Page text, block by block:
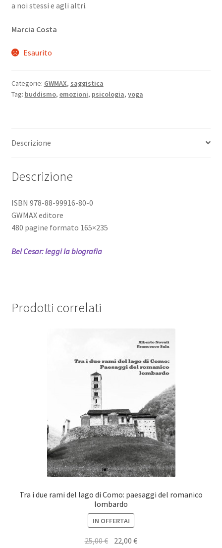
a noi stessi e agli altri.
Marcia Costa
Esaurito
Categorie: GWMAX, saggistica
Tag: buddismo, emozioni, psicologia, yoga
Descrizione
Descrizione
ISBN 978-88-99916-80-0
GWMAX editore
480 pagine formato 165×235
Bel Cesar: leggi la biografia
Prodotti correlati
Tra i due rami del lago di Como: paesaggi del romanico
lombardo
IN OFFERTA!
25,00€ 22,00€Il